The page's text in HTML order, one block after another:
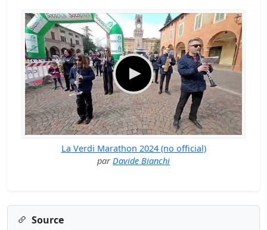
La Verdi Marathon 2024 (no official)
par Davide Bianchi
Source